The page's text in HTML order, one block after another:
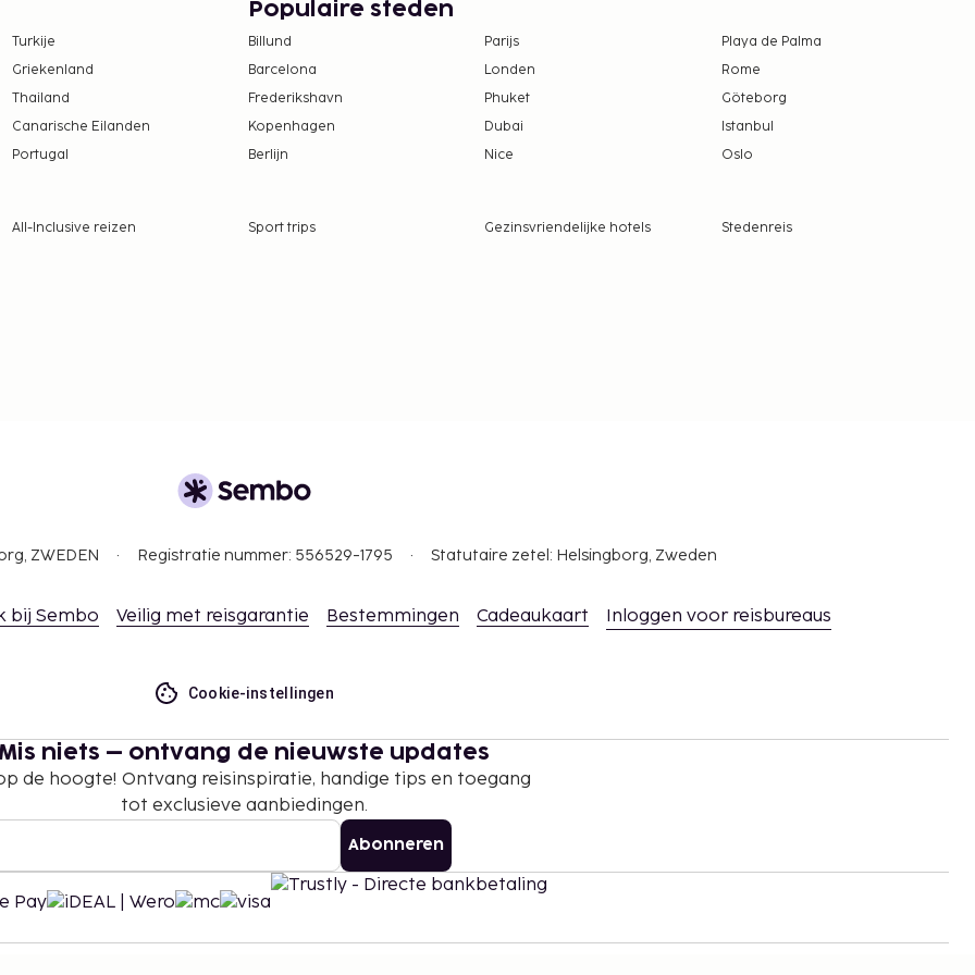
aan ons heeft
10.50 voor
zijn mogelijk
betalingen bij deze
Turkije
Griekenland
Thailand
Canarische Eilanden
Portugal
Populaire steden
Billund Parijs
Playa de Palma
Barcelona
Londen
Rome
Frederikshavn
Phuket
Göteborg
Kopenhagen
Dubai
Istanbul
Berlijn
Nice Oslo
All-Inclusive reizen Sport trips Gezinsvriendelijke hotels
Stedenreis
ZWEDEN Registratie nummer: 556529-1795 Statutaire zetel: Helsingborg, Zweden
bij Sembo Veilig met reisgarantie Bestemmingen Cadeaukaart Inloggen voor reisbureaus
Cookie-instellingen
Mis niets – ontvang de nieuwste updates
de hoogte! Ontvang reisinspiratie, handige tips en toegang
tot exclusieve aanbiedingen.
Abonneren